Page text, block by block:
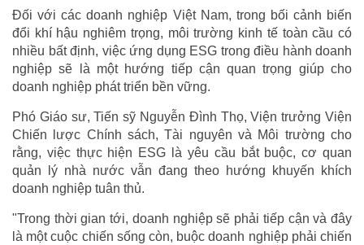
Đối với các doanh nghiệp Việt Nam, trong bối cảnh biến
đổi khí hậu nghiêm trọng, môi trường kinh tế toàn cầu có
nhiều bất định, việc ứng dụng ESG trong điều hành doanh
nghiệp sẽ là một hướng tiếp cận quan trọng giúp cho
doanh nghiệp phát triển bền vững.
Phó Giáo sư, Tiến sỹ Nguyễn Đình Thọ, Viện trưởng Viện
Chiến lược Chính sách, Tài nguyên và Môi trường cho
rằng, việc thực hiện ESG là yêu cầu bắt buộc, cơ quan
quản lý nhà nước vẫn đang theo hướng khuyến khích
doanh nghiệp tuân thủ.
"Trong thời gian tới, doanh nghiệp sẽ phải tiếp cận và đây
là một cuộc chiến sống còn, buộc doanh nghiệp phải chiến